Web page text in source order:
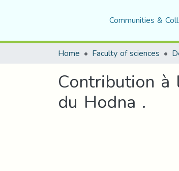
Communities &
Home Faculty of sciences
Contribution
du Hodna .